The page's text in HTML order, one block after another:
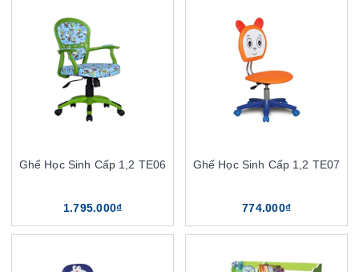
Ghế Học Sinh Cấp 1,2 TE06
1.795.000₫
Ghế Học Sinh Cấp 1,2 TE07
774.000₫